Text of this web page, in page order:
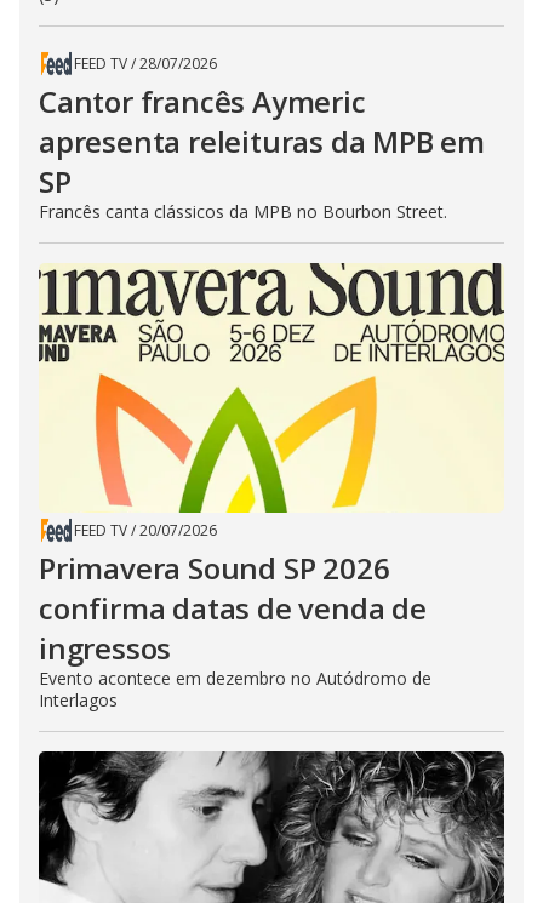
FEED TV/28/07/2026
Cantor francês Aymeric
apresenta releituras da MPB em
SP
Francês canta clássicos da MPB no Bourbon Street.
FEED TV/20/07/2026
Primavera Sound SP 2026
confirma datas de venda de
ingressos
Evento acontece em dezembro no Autódromo de
Interlagos